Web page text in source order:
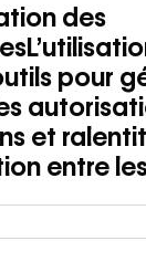
des
pour
et
entre